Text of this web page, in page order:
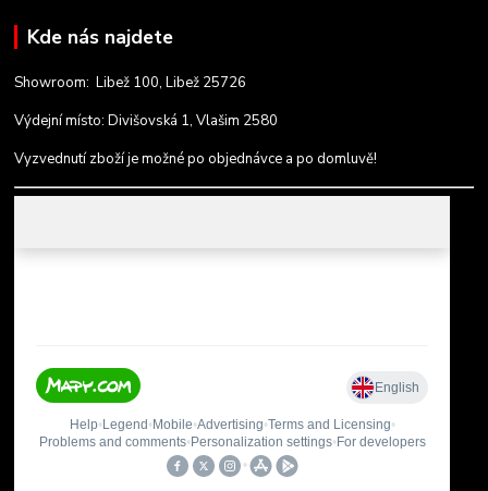
Kde nás najdete
Showroom: Libež 100, Libež 25726
Výdejní místo: Divišovská 1, Vlašim 2580
Vyzvednutí zboží je možné po objednávce a po domluvě!